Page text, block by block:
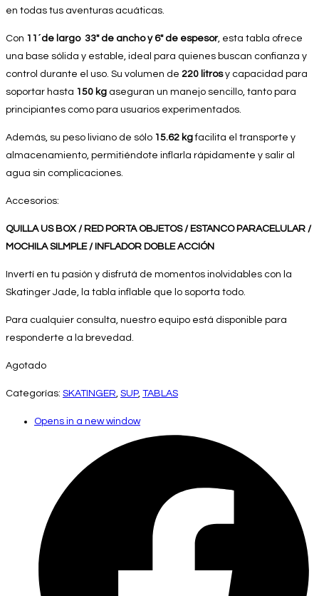
en todas tus aventuras acuáticas.
Con 11´de largo 33″ de ancho y 6″ de espesor, esta tabla ofrece
una base sólida y estable, ideal para quienes buscan confianza y
control durante el uso. Su volumen de 220 litrosy capacidad para
soportar hasta 150 kg aseguran un manejo sencillo, tanto para
principiantes como para usuarios experimentados.
Además, su peso liviano de sólo 15.62 kgfacilita el transporte y
almacenamiento, permitiéndote inflarla rápidamente y salir al
agua sin complicaciones.
Accesorios:
QUILLA US BOX / RED PORTA OBJETOS / ESTANCO PARACELULAR /
MOCHILA SILMPLE / INFLADOR DOBLE ACCIÓN
Invertí en tu pasión y disfrutá de momentos inolvidables con la
Skatinger Jade, la tabla inflable que lo soporta todo.
Para cualquier consulta, nuestro equipo está disponible para
responderte a la brevedad.
Agotado
Categorías: SKATINGER, SUP, TABLAS
Opens in a new window